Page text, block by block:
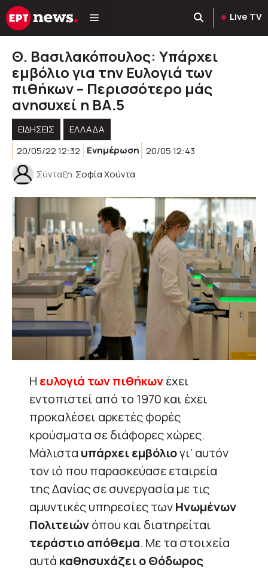
Μετάβαση
σε
Live TV
Θ. Βασιλακόπουλος: Υπάρχει
εμβόλιο για την Ευλογιά των
πιθήκων – Περισσότερο μάς
ανησυχεί η ΒΑ.5
ΕΙΔΗΣΕΙΣ
ΕΛΛΑΔΑ
20/05/22 12:32
Ενημέρωση 20/05 12:43
Σύνταξη Σοφία Χούντα
Η ευλογιά των πιθήκωνέχει
εντοπιστεί από το 1970 και έχει
προκαλέσει αρκετές φορές
κρούσματα σε διάφορες χώρες.
Μάλιστα υπάρχει εμβόλιογι’ αυτόν
τον ιό που παρασκεύασε εταιρεία
της Δανίας σε συνεργασία με τις
αμυντικές υπηρεσίες τωνΗνωμένων
Πολιτειώνόπου και διατηρείται
τεράστιο απόθεμα. Με τα στοιχεία
αυτά καθησυχάζει ο Θόδωρος